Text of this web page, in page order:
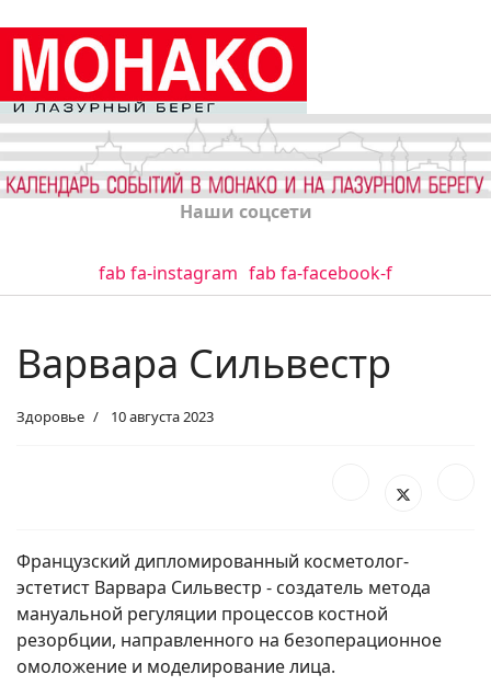
Наши соцсети
fab fa-instagram fab fa-facebook-f
Варвара Сильвестр
Здоровье 10 августа 2023
Французский дипломированный косметолог-
эстетист Варвара Сильвестр - создатель метода
мануальной регуляции процессов костной
резорбции, направленного на безоперационное
омоложение и моделирование лица.